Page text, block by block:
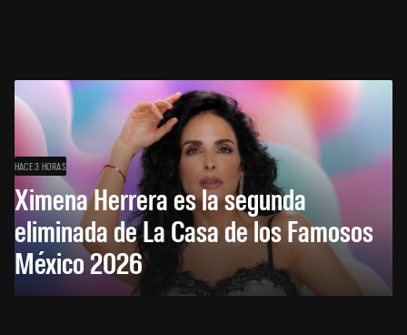
HACE 3 HORAS
Ximena Herrera es la segunda
eliminada de La Casa de los Famosos
México 2026